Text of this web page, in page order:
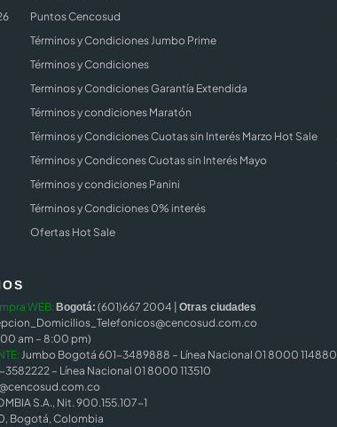
Puntos Cencosud
Términos y Condiciones Jumbo Prime
Términos y Condiciones
Terminos y Condiciones Garantía Extendida
Términos y condiciones Maratón
Términos y Condiciones Cuotas sin Interés Marzo Hot Sale
Términos y Condicones Cuotas sin Interés Mayo
Términos y condiciones Panini
Términos y Condiciones 0% interés
Ofertas Hot Sale
WEB: Bogotá: (601)667 2004 | Otras ciudades
am – 8:00 pm)
Jumbo Bogotá 601-3489888 – Línea Nacional 01 8000 114880
– Línea Nacional 01 8000 113510
S.A., Nit. 900.155.107-1
Bogotá, Colombia